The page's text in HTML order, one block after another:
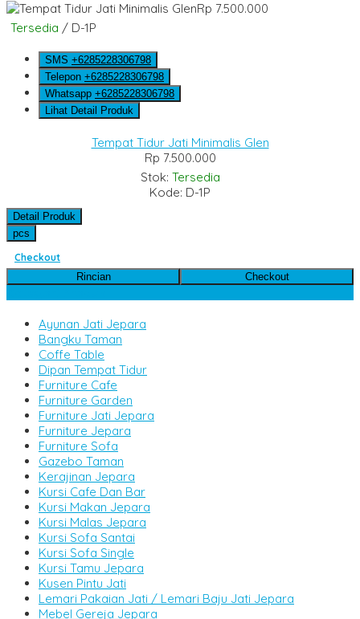
Rp 7.500.000
Tersedia / D-1P
SMS +6285228306798
Telepon +6285228306798
Whatsapp +6285228306798
Lihat Detail Produk
Tempat Tidur Jati Minimalis Glen
Rp 7.500.000
Stok: Tersedia
Kode: D-1P
Detail Produk
pcs
Checkout
Rincian
Checkout
Ayunan Jati Jepara
Bangku Taman
Coffe Table
Dipan Tempat Tidur
Furniture Cafe
Furniture Garden
Furniture Jati Jepara
Furniture Jepara
Furniture Sofa
Gazebo Taman
Kerajinan Jepara
Kursi Cafe Dan Bar
Kursi Makan Jepara
Kursi Malas Jepara
Kursi Sofa Santai
Kursi Sofa Single
Kursi Tamu Jepara
Kusen Pintu Jati
Lemari Pakaian Jati / Lemari Baju Jati Jepara
Mebel Gereja Jepara